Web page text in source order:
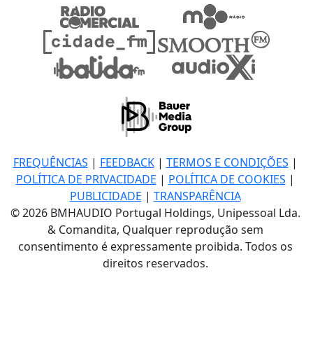
FREQUÊNCIAS | FEEDBACK| TERMOS E CONDIÇÕES |
POLÍTICA DE PRIVACIDADE | POLÍTICA DE COOKIES |
PUBLICIDADE | TRANSPARÊNCIA
© 2026 BMHAUDIO Portugal Holdings, Unipessoal Lda.
& Comandita, Qualquer reprodução sem
consentimento é expressamente proibida. Todos os
direitos reservados.